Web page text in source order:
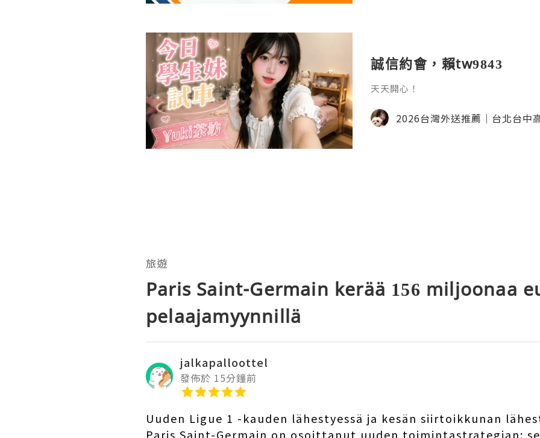
誠信約會，賴tw9843
天天開心！
2026台灣外送推薦｜台北台中
旅遊
Paris Saint-Germain kerää 156 miljoonaa
pelaajamyynnillä
jalkapalloottel
發佈於 15分鐘前
Uuden Ligue 1 -kauden lähestyessä ja kesän siirtoikkunan
Paris Saint-Germain on osoittanut uuden toimintastrategian: